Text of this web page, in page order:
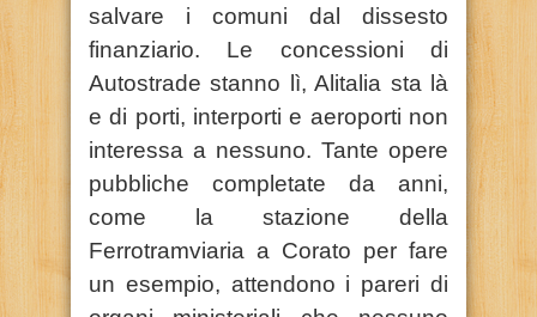
salvare i comuni dal dissesto
finanziario. Le concessioni di
Autostrade stanno lì, Alitalia sta là
e di porti, interporti e aeroporti non
interessa a nessuno. Tante opere
pubbliche completate da anni,
come la stazione della
Ferrotramviaria a Corato per fare
un esempio, attendono i pareri di